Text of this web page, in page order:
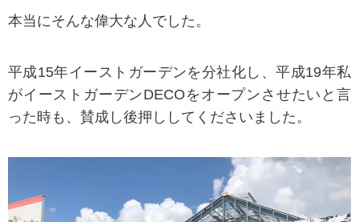
本当にそんな偉大な人でした。
平成15年イーストガーデンを分社化し、平成19年私
がイーストガーデンDECOをオープンさせたいと言
った時も、賛成し後押ししてくださいました。